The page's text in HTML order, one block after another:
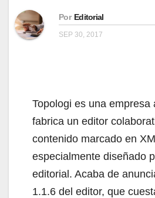
Por Editorial
SEP 30, 2017
Topologi es una empresa
fabrica un editor
contenido marcado en
especialmente diseñado
editorial. Acaba de
1.1.6 del editor, que